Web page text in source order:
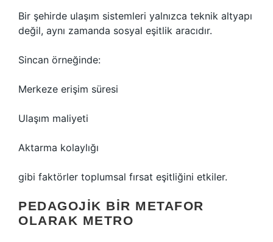
Bir şehirde ulaşım sistemleri yalnızca teknik altyapı
değil, aynı zamanda sosyal eşitlik aracıdır.
Sincan örneğinde:
Merkeze erişim süresi
Ulaşım maliyeti
Aktarma kolaylığı
gibi faktörler toplumsal fırsat eşitliğini etkiler.
PEDAGOJIK BIR METAFOR
OLARAK METRO